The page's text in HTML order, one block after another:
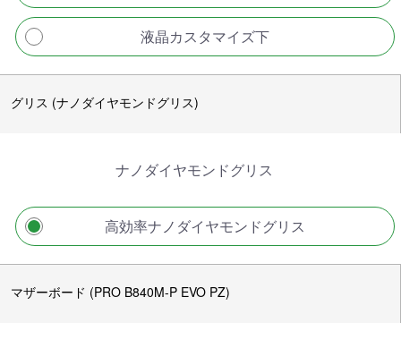
液晶カスタマイズ下
グリス (ナノダイヤモンドグリス)
ナノダイヤモンドグリス
高効率ナノダイヤモンドグリス
マザーボード (PRO B840M-P EVO PZ)